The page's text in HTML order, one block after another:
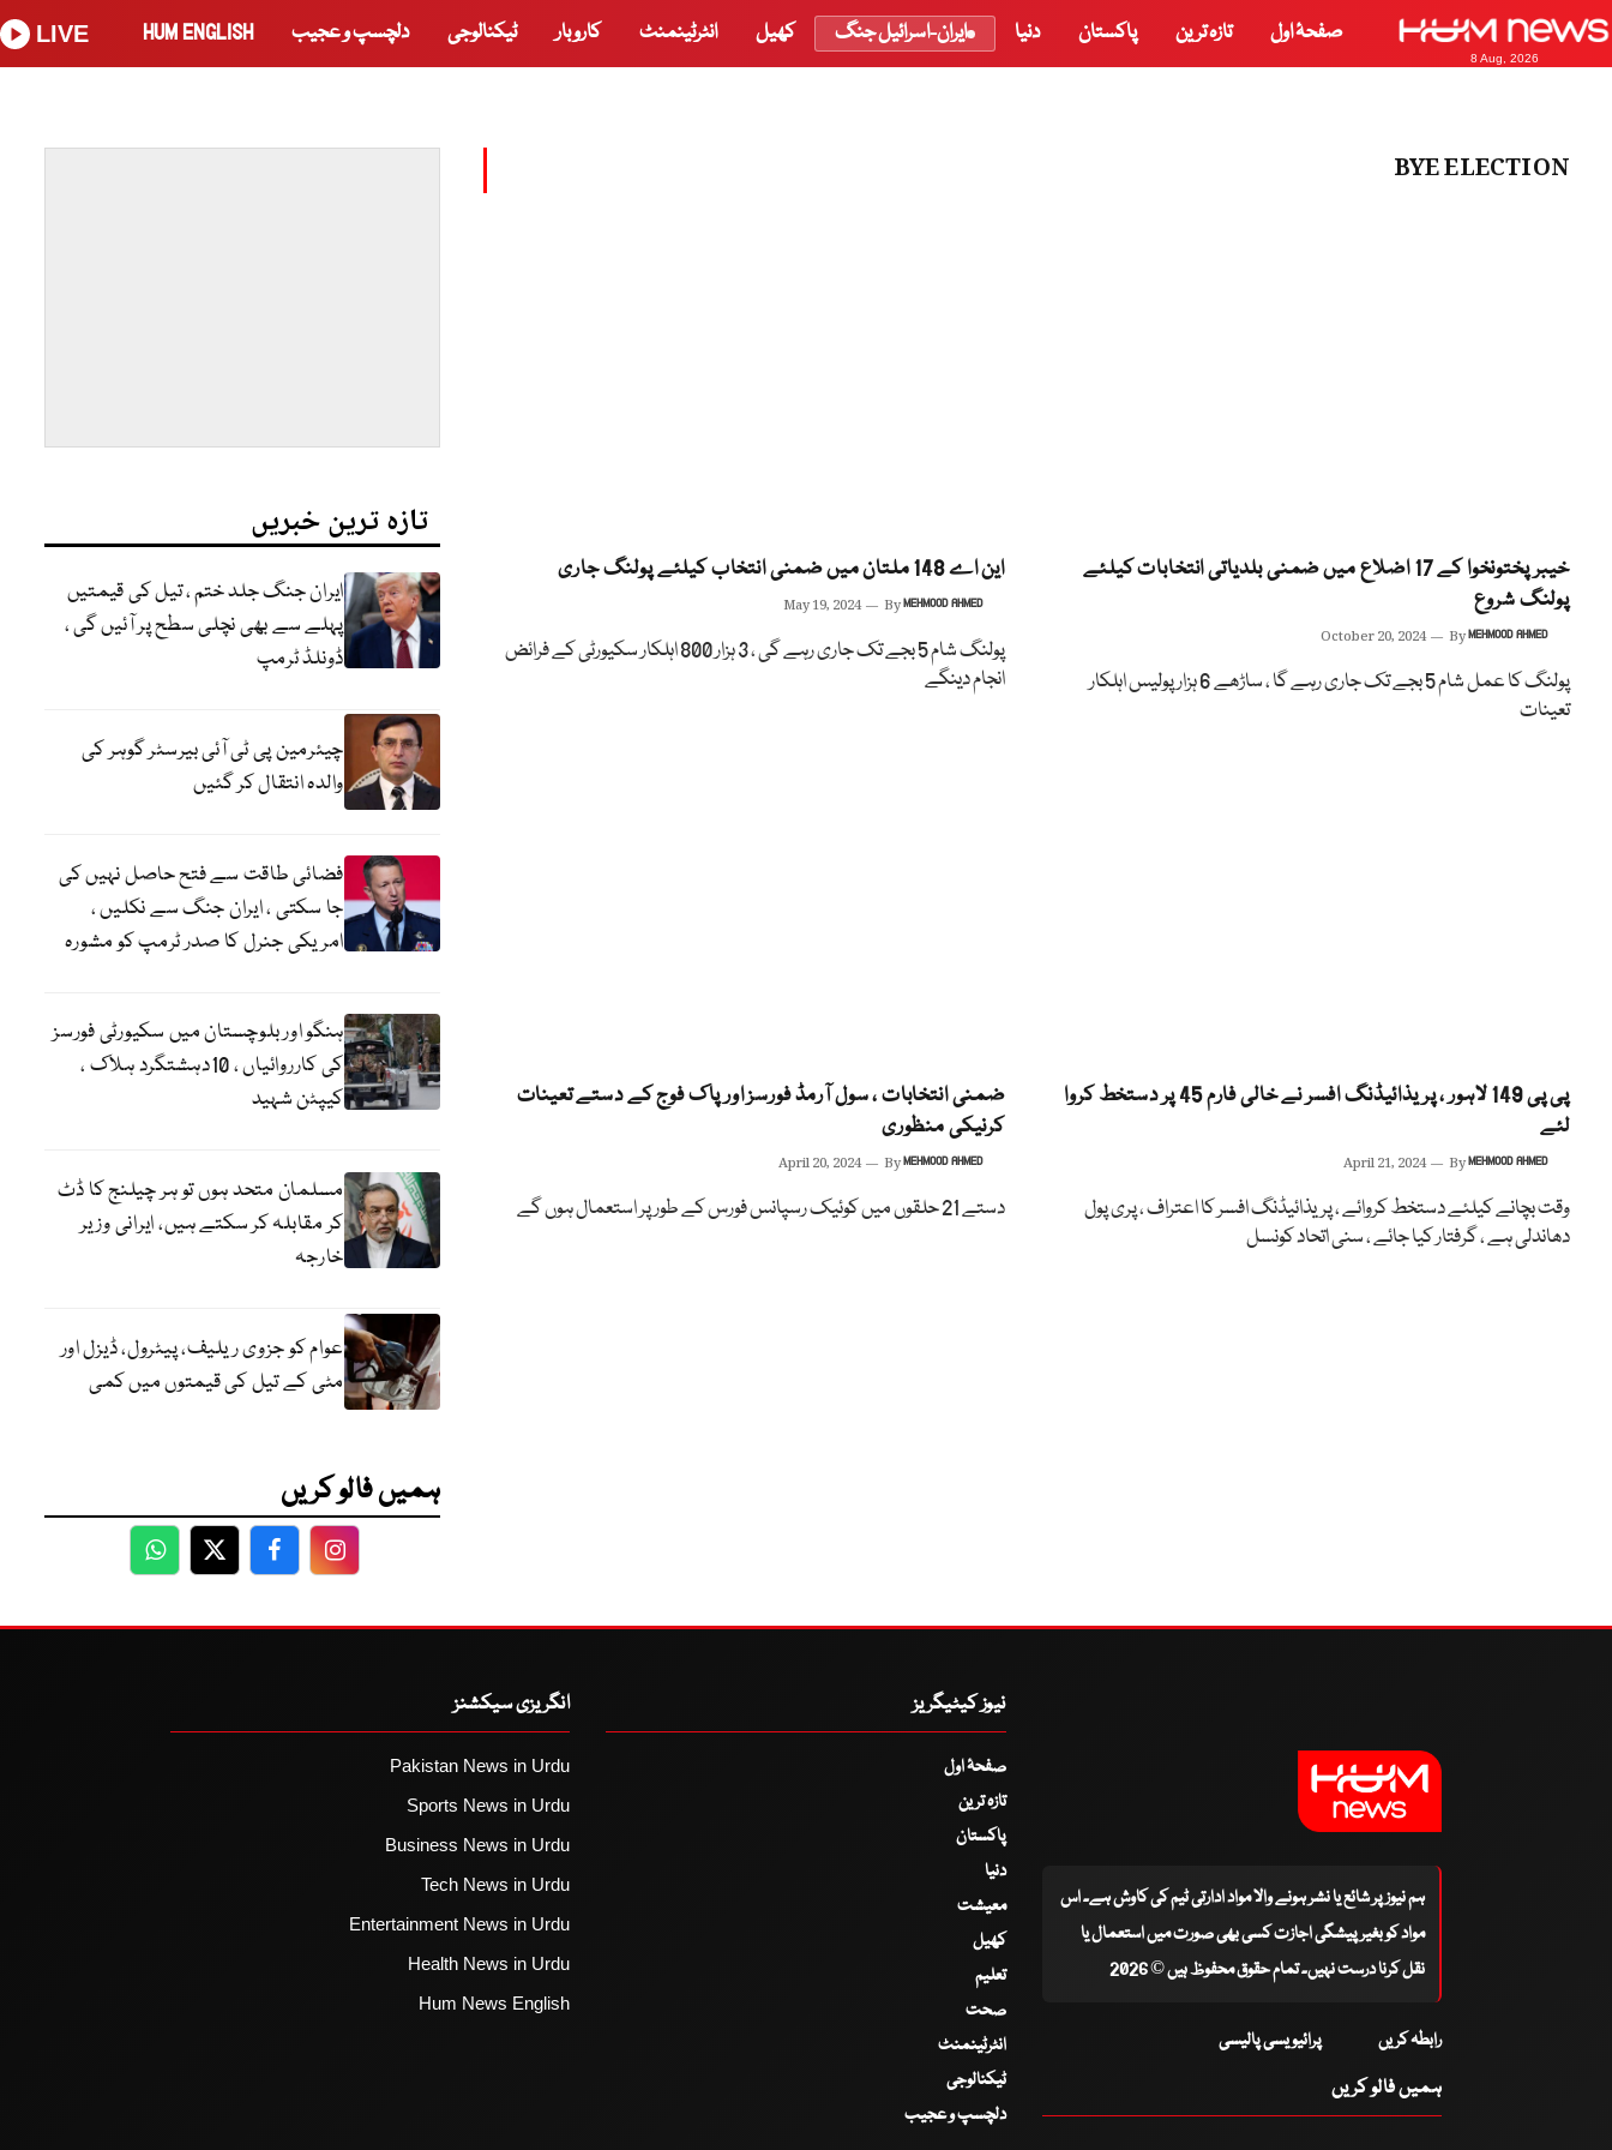
8 Aug, 2026
صفحۂ اول تازہ ترین پاکستان دنیا ایران-اسرائیل جنگ کھیل انٹرٹینمنٹ کاروبار ٹیکنالوجی دلچسپ و عجیب HUM ENGLISH
LIVE
BYE ELECTION
خیبر پختونخوا کے 17 اضلاع میں ضمنی بلدیاتی انتخابات کیلئے
پولنگ شروع
October 20, 2024 ByMEHMOOD AHMED
پولنگ کا عمل شام 5 بجے تک جاری رہے گا ، ساڑھے 6 ہزار پولیس اہلکار
تعینات
این اے 148 ملتان میں ضمنی انتخاب کیلئے پولنگ جاری
May 19, 2024 ByMEHMOOD AHMED
پولنگ شام 5 بجے تک جاری رہے گی ، 3 ہزار 800 اہلکار سکیورٹی کے فرائض
انجام دینگے
پی پی 149 لاہور ، پریذائیڈنگ افسر نے خالی فارم 45 پر دستخط کروا
لئے
April 21, 2024 ByMEHMOOD AHMED
وقت بچانے کیلئے دستخط کروائے ، پریذائیڈنگ افسر کا اعتراف ، پری پول
دھاندلی ہے ، گرفتار کیا جائے ، سنی اتحاد کونسل
ضمنی انتخابات ، سول آرمڈ فورسز اور پاک فوج کے دستے تعینات
کرنیکی منظوری
April 20, 2024 ByMEHMOOD AHMED
دستے 21 حلقوں میں کوئیک رسپانس فورس کے طور پر استعمال ہوں گے
تازہ ترین خبریں
ایران جنگ جلد ختم ، تیل کی قیمتیں
پہلے سے بھی نچلی سطح پر آئیں گی ،
ڈونلڈ ٹرمپ
چیئرمین پی ٹی آئی بیرسٹر گوہر کی
والدہ انتقال کر گئیں
فضائی طاقت سے فتح حاصل نہیں کی
جا سکتی ، ایران جنگ سے نکلیں ،
امریکی جنرل کا صدر ٹرمپ کو مشورہ
ہنگو اور بلوچستان میں سکیورٹی فورسز
کی کارروائیاں ، 10دہشتگرد ہلاک ،
کیپٹن شہید
مسلمان متحد ہوں تو ہر چیلنج کا ڈٹ
کر مقابلہ کر سکتے ہیں، ایرانی وزیر
خارجہ
عوام کو جزوی ریلیف، پیٹرول، ڈیزل اور
مٹی کے تیل کی قیمتوں میں کمی
ہمیں فالو کریں
WhatsApp
TwitterFacebookFacebook
ہم نیوز پر شائع یا نشر ہونے والا مواد ادارتی ٹیم کی کاوش ہے۔ اس
مواد کو بغیر پیشگی اجازت کسی بھی صورت میں استعمال یا
نقل کرنا درست نہیں۔ تمام حقوق محفوظ ہیں © 2026
رابطہ کریں پرائیویسی پالیسی
ہمیں فالو کریں
نیوز کیٹیگریز
صفحۂ اول
تازہ ترین
پاکستان
دنیا
معیشت
کھیل
تعلیم
صحت
انٹرٹینمنٹ
ٹیکنالوجی
دلچسپ و عجیب
انگریزی سیکشنز
Pakistan News in Urdu
Sports News in Urdu
Business News in Urdu
Tech News in Urdu
Entertainment News in Urdu
Health News in Urdu
Hum News English